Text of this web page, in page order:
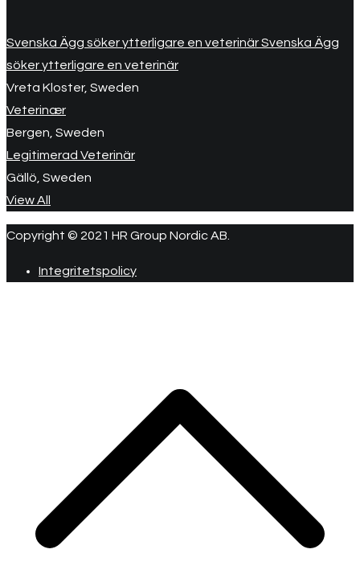
Svenska Ägg söker ytterligare en veterinär Svenska Ägg
söker ytterligare en veterinär
Vreta Kloster, Sweden
Veterinær
Bergen, Sweden
Legitimerad Veterinär
Gällö, Sweden
View All
Copyright © 2021 HR Group Nordic AB.
Integritetspolicy